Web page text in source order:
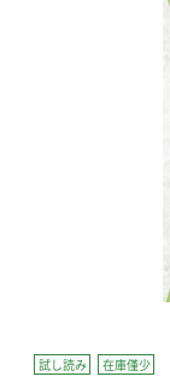
試し読み 在庫僅少